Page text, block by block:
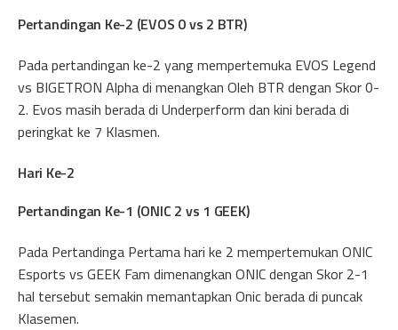
Pertandingan Ke-2 (EVOS 0 vs 2 BTR)
Pada pertandingan ke-2 yang mempertemuka EVOS Legend
vs BIGETRON Alpha di menangkan Oleh BTR dengan Skor 0-
2. Evos masih berada di Underperform dan kini berada di
peringkat ke 7 Klasmen.
Hari Ke-2
Pertandingan Ke-1 (ONIC 2 vs 1 GEEK)
Pada Pertandinga Pertama hari ke 2 mempertemukan ONIC
Esports vs GEEK Fam dimenangkan ONIC dengan Skor 2-1
hal tersebut semakin memantapkan Onic berada di puncak
Klasemen.